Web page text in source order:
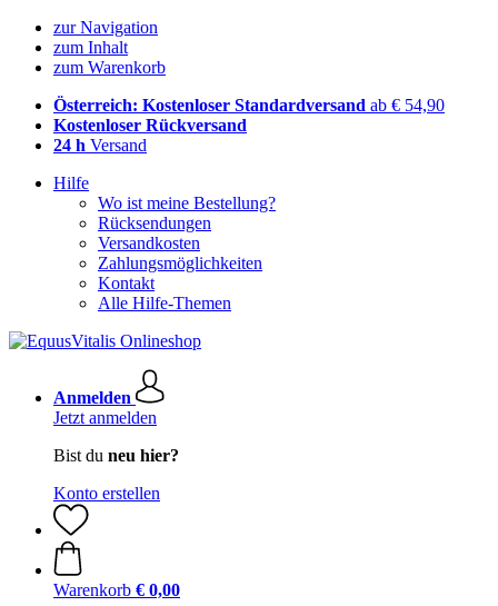
zur Navigation
zum Inhalt
zum Warenkorb
Österreich: Kostenloser Standardversand ab € 54,90
Kostenloser Rückversand
24 h Versand
Hilfe
Wo ist meine Bestellung?
Rücksendungen
Versandkosten
Zahlungsmöglichkeiten
Kontakt
Alle Hilfe-Themen
Anmelden
Jetzt anmelden
Bist du neu hier?
Konto erstellen
Warenkorb € 0,00